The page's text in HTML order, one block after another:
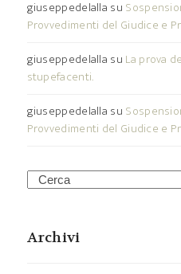
giuseppedelalla su
Provvedimenti del Giudice e
giuseppedelalla su La prova
stupefacenti.
giuseppedelalla su
Provvedimenti del Giudice e
Search
Archivi